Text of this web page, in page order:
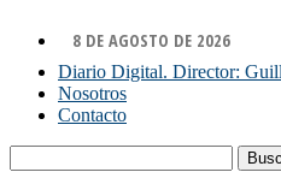
8 DE AGOSTO DE 2026
Diario Digital. Director:
Nosotros
Contacto